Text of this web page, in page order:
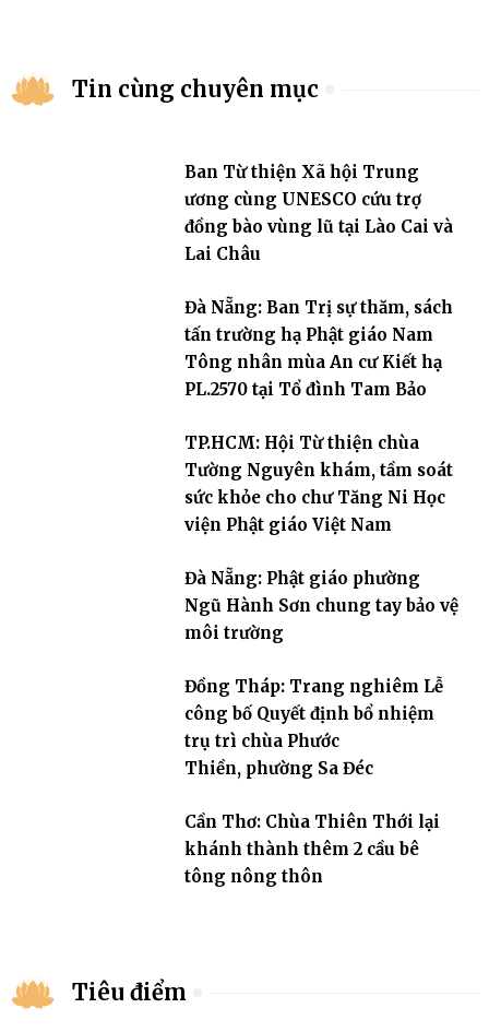
Tin cùng chuyên mục
Ban Từ thiện Xã hội Trung
ương cùng UNESCO cứu trợ
đồng bào vùng lũ tại Lào Cai và
Lai Châu
Đà Nẵng: Ban Trị sự thăm, sách
tấn trường hạ Phật giáo Nam
Tông nhân mùa An cư Kiết hạ
PL.2570 tại Tổ đình Tam Bảo
TP.HCM: Hội Từ thiện chùa
Tường Nguyên khám, tầm soát
sức khỏe cho chư Tăng Ni Học
viện Phật giáo Việt Nam
Đà Nẵng: Phật giáo phường
Ngũ Hành Sơn chung tay bảo vệ
môi trường
Đồng Tháp: Trang nghiêm Lễ
công bố Quyết định bổ nhiệm
trụ trì chùa Phước
Thiền, phường Sa Đéc
Cần Thơ: Chùa Thiên Thới lại
khánh thành thêm 2 cầu bê
tông nông thôn
Tiêu điểm